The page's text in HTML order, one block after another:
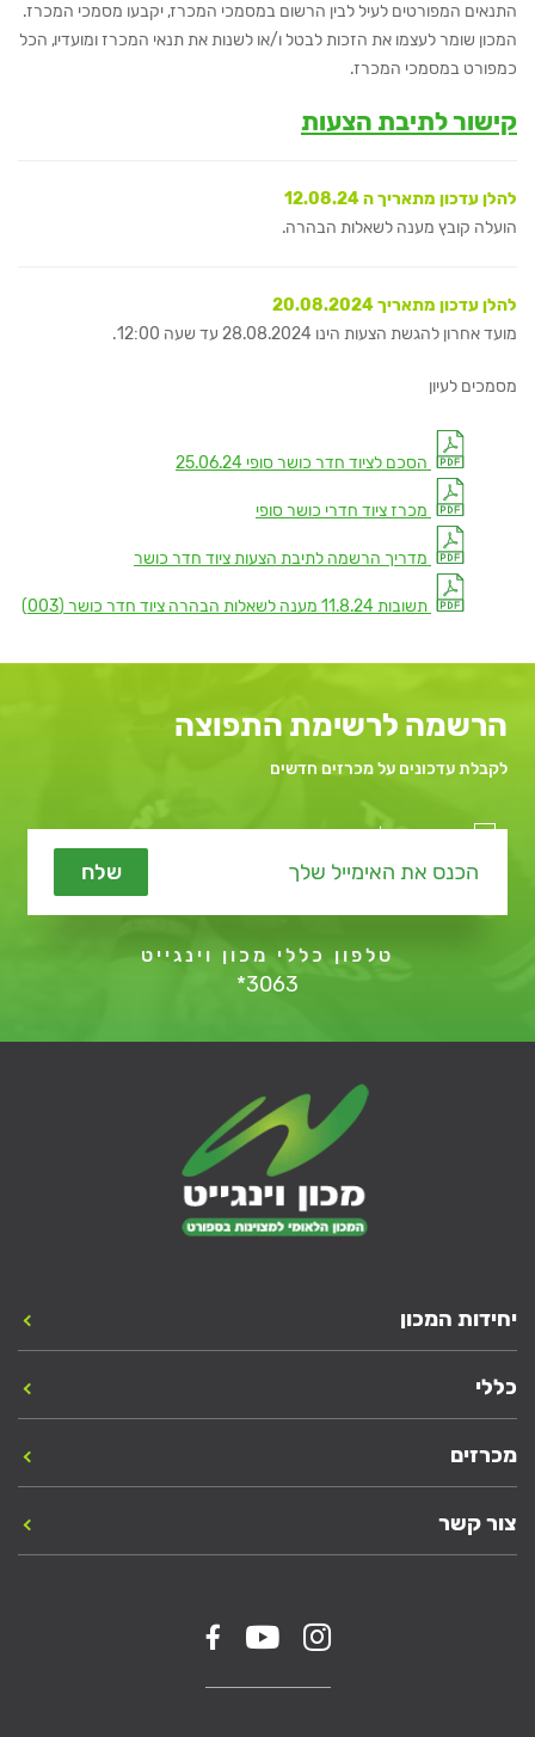
התנאים המפורטים לעיל לבין הרשום במסמכי המכרז, יקבעו מסמכי המכרז.
המכון שומר לעצמו את הזכות לבטל ו/או לשנות את תנאי המכרז ומועדיו, הכל
כמפורט במסמכי המכרז.
קישור לתיבת הצעות
להלן עדכון מתאריך ה 12.08.24
הועלה קובץ מענה לשאלות הבהרה.
להלן עדכון מתאריך 20.08.2024
מועד אחרון להגשת הצעות הינו 28.08.2024 עד שעה 12:00.
מסמכים לעיון
הסכם לציוד חדר כושר סופי 25.06.24
מכרז ציוד חדרי כושר סופי
מדריך הרשמה לתיבת הצעות ציוד חדר כושר
תשובות 11.8.24 מענה לשאלות הבהרה ציוד חדר כושר (003)
הרשמה לרשימת התפוצה
לקבלת עדכונים על מכרזים חדשים
שלח
מאשר קבלת תכנים שיווקיים
טלפון כללי מכון וינגייט
*3063
יחידות המכון
כללי
מכרזים
צור קשר